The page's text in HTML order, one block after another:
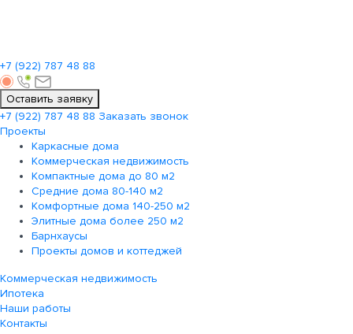
+7 (922) 787 48 88
Оставить заявку
+7 (922) 787 48 88 Заказать звонок
Проекты
Каркасные дома
Коммерческая недвижимость
Компактные дома до 80 м2
Средние дома 80-140 м2
Комфортные дома 140-250 м2
Элитные дома более 250 м2
Барнхаусы
Проекты домов и коттеджей
Коммерческая недвижимость
Ипотека
Наши работы
Контакты